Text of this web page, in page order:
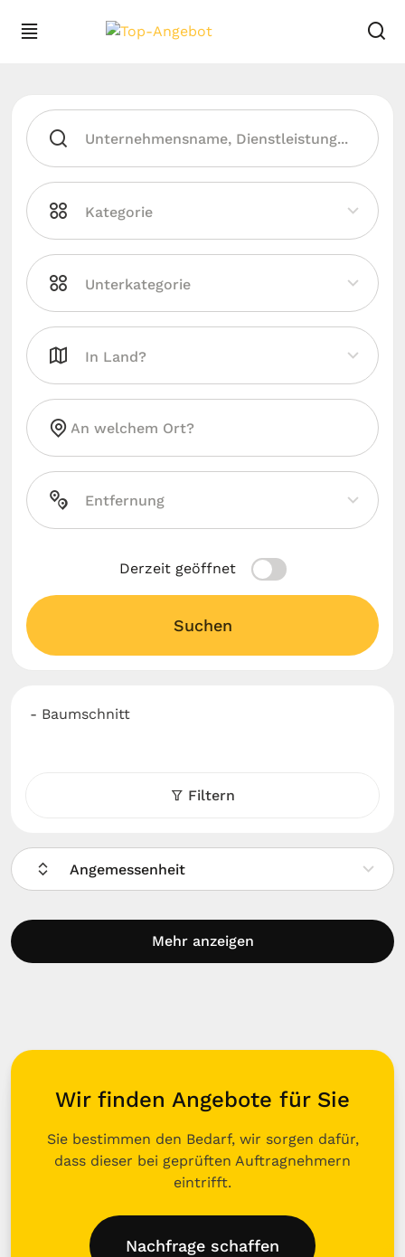
Derzeit geöffnet
Suchen
- Baumschnitt
Filtern
Angemessenheit
Mehr anzeigen
Wir finden Angebote für Sie
Sie bestimmen den Bedarf, wir sorgen dafür,
dass dieser bei geprüften Auftragnehmern
eintrifft.
Nachfrage schaffen